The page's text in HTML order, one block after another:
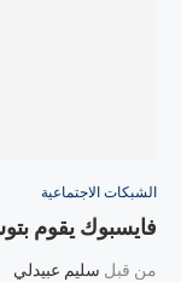
الشبكات الاجتماعية
فايسبوك يقوم
من قبل سليم عبيدلي